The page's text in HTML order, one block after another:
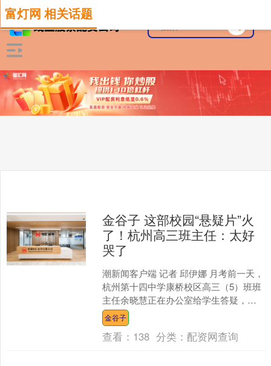
富灯网 相关话题
金谷子 这部校园“悬疑片”火
了！杭州高三班主任：太好
哭了
潮新闻客户端 记者 邱伊娜 月考前一天，
杭州第十四中学康桥校区高三（5）班班
主任余晓慧正在办公室给学生答疑，突
然有个学生冲进来说：“班上两个同学打
架了，头都磕破....
金谷子
查看： 138 分类： 配资网查询